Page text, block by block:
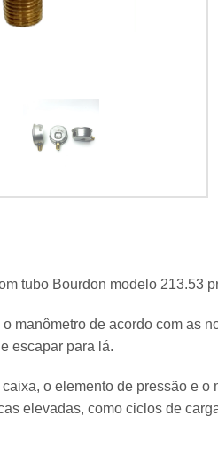
tubo Bourdon modelo 213.53
manômetro de acordo com as
escapar para lá.
o elemento de pressão e
elevadas, como ciclos de